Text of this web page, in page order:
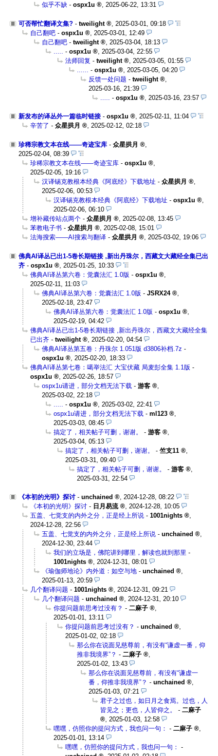
似乎不缺 - ospx1u , 2025-06-22, 13:31
可否帮忙翻译文集? - tweilight
2025-03-01, 09:18
自己翻吧 - ospx1u
2025-03-01, 12:49
自己翻吧 - tweilight
2025-03-04, 18:13
- ospx1u
2025-03-04, 22:55
法师回复 - tweilight
2025-03-05, 01:55
- ospx1u
2025-03-05, 04:20
反馈一处问题 - tweilight
2025-03-16, 21:39
- ospx1u 2025-03-16, 23:57
新发布的译丛外一篇临时链接 - ospx1u , 2025-02-11, 11:04
辛苦了 - 众星拱月 , 2025-02-12, 02:18
珍稀宗教文本在线——奇迹宝库 - 众星拱月
,
2025-02-04, 08:39
珍稀宗教文本在线——奇迹宝库 - ospx1u
,
2025-02-05, 19:16
汉译锡克教根本经典《阿底经》下载地址 - 众星拱月
,
2025-02-06, 00:53
汉译锡克教根本经典《阿底经》下载地址 - ospx1u
,
2025-02-06, 06:10
增补藏传站点两个 - 众星拱月 , 2025-02-08, 13:45
苯教电子书 - 众星拱月 , 2025-02-08, 15:01
法海搜索——AI搜索与翻译 - 众星拱月 , 2025-03-02, 19:06
佛典AI译丛已出1-5卷长期链接 ,新出丹珠尔，西藏文大藏经全集已出
齐 - ospx1u
2025-01-25, 10:33
佛典AI译丛第六卷：觉囊法汇 1.0版 - ospx1u
2025-02-11, 11:03
佛典AI译丛第六卷：觉囊法汇 1.0版 - JSRX24
2025-02-18, 23:47
佛典AI译丛第六卷：觉囊法汇 1.0版 - ospx1u
2025-02-19, 04:42
佛典AI译丛已出1-5卷长期链接 ,新出丹珠尔，西藏文大藏经全集
已出齐 - tweilight
2025-02-20, 04:54
佛典AI译丛第五卷：丹珠尔 1.051版 d3806补档.7z -
ospx1u
2025-02-20, 18:33
佛典AI译丛第七卷：噶举法汇 大宝伏藏 局麦彭全集 1.1版 -
ospx1u
2025-02-26, 18:57
ospx1u请进，部分文档无法下载 - 游客
2025-03-02, 22:18
- ospx1u
2025-03-02, 22:41
ospx1u请进，部分文档无法下载 - ml123
2025-03-03, 08:45
搞定了，相关帖子可删，谢谢。
- 游客
2025-03-04, 05:13
搞定了，相关帖子可删，谢谢。
- 竺支11
2025-03-31, 09:40
搞定了，相关帖子可删，谢谢。
- 游客
2025-03-31, 22:54
《本初的光明》探讨- unchained , 2024-12-28, 08:22
《本初的光明》探讨 - 日月易流 , 2024-12-28, 10:05
五盖、七觉支的内外之分，正是经上所说 - 1001nights
,
2024-12-28, 22:56
五盖、七觉支的内外之分，正是经上所说 - unchained
,
2024-12-30, 23:44
我们的立场是，佛陀讲到哪里，解读也就到那里 -
1001nights
, 2024-12-31, 08:01
《瑜伽师地论》内外道：如空与地 - unchained
,
2025-01-13, 20:59
几个翻译问题 - 1001nights , 2024-12-31, 09:21
几个翻译问题 - unchained , 2024-12-31, 20:10
你提问题前思考过没有？ - 二麻子
,
2025-01-01, 13:11
你提问题前思考过没有？ - unchained
,
2025-01-02, 02:18
那么你在说面见慈尊前，有没有“谦虚一番，仰
推非我境界”？ - 二麻子
,
2025-01-02, 13:43
那么你在说面见慈尊前，有没有“谦虚一
番，仰推非我境界”？ - unchained
,
2025-01-03, 07:21
君子之过也，如日月之食焉。过也，人
皆见之；更也，人皆仰之。
- 二麻子
, 2025-01-03, 12:58
嘿嘿，仿照你的提问方式，我也问一句： - 二麻子
,
2025-01-01, 13:14
嘿嘿，仿照你的提问方式，我也问一句： -